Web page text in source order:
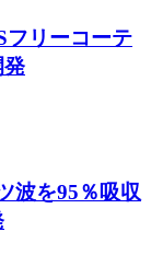
フリーコーテ
発
波を95％吸収